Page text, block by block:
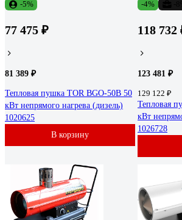
-5%
77 475 ₽
81 389 ₽
Тепловая пушка TOR BGO-50B 50
кВт непрямого нагрева (дизель)
1020625
В корзину
-4%
118 732
123 481 ₽
129 122 ₽
Тепловая
кВт
1026728